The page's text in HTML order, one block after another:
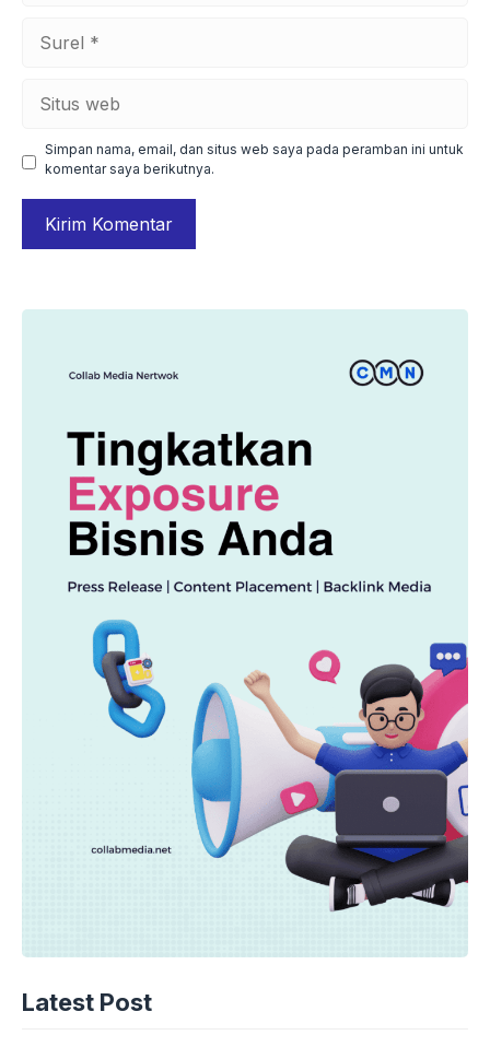
web
Simpan nama, email, dan situs web saya pada peramban ini untuk
komentar saya berikutnya.
Latest Post